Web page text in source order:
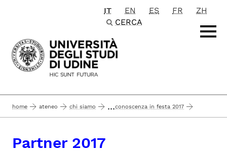
Passa al contenuto principale
IT EN ES FR
ZH
CERCA
home ateneo chi siamo ...conoscenza in festa 2017
Partner 2017